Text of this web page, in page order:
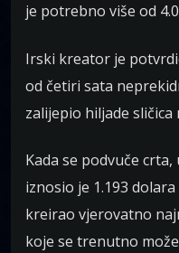
je potrebno više od
Irski kreator je
od četiri sata
zalijepio hiljade
Kada se podvuče
iznosio je 1.193
kreirao vjerovatno
koje se trenutno